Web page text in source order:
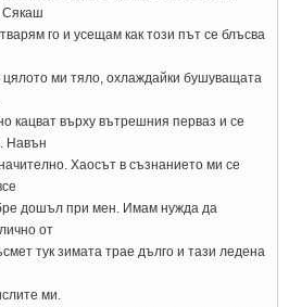
Сякаш
го и усещам как този път се блъсва
ми тяло, охлаждайки бушуващата
кацват върху вътрешния перваз и се
Навън
Хаосът в съзнанието ми се
дошъл при мен. Имам нужда да
от
тук зимата трае дълго и тази ледена
ми.